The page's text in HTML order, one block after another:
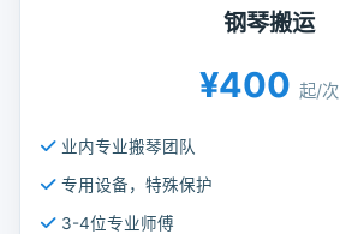
钢琴搬运
¥400 起/次
业内专业搬琴团队
专用设备，特殊保护
3-4位专业师傅